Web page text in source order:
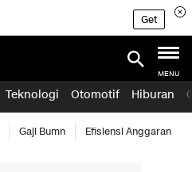
Get
MENU
Teknologi Otomotif Hiburan
Gaji Bumn Efisiensi Anggaran